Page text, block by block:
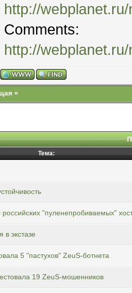
http://
Comments:
http://
»
Тема:
"пуленепробиваемых"
в экстазе
5 "пастухов" ZeuS-ботнета
19 ZeuS-мошенников